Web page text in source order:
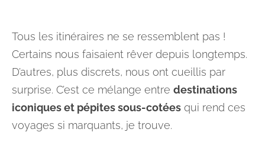
Tous les itinéraires ne se ressemblent pas !
Certains nous faisaient rêver depuis longtemps.
D’autres, plus discrets, nous ont cueillis par
surprise. C’est ce mélange entre destinations
iconiques et pépites sous-cotées qui rend ces
voyages si marquants, je trouve.